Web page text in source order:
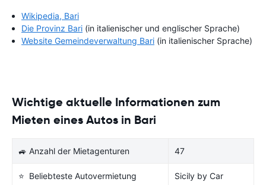
Wikipedia, Bari
Die Provinz Bari (in italienischer und englischer Sprache)
Website Gemeindeverwaltung Bari (in italienischer Sprache)
Wichtige aktuelle Informationen zum
Mieten eines Autos in Bari
🚙 Anzahl der Mietagenturen 47
⭐ Beliebteste Autovermietung Sicily by Car